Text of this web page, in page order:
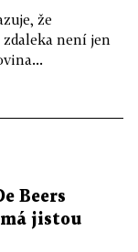
že
není jen
Beers
jistou